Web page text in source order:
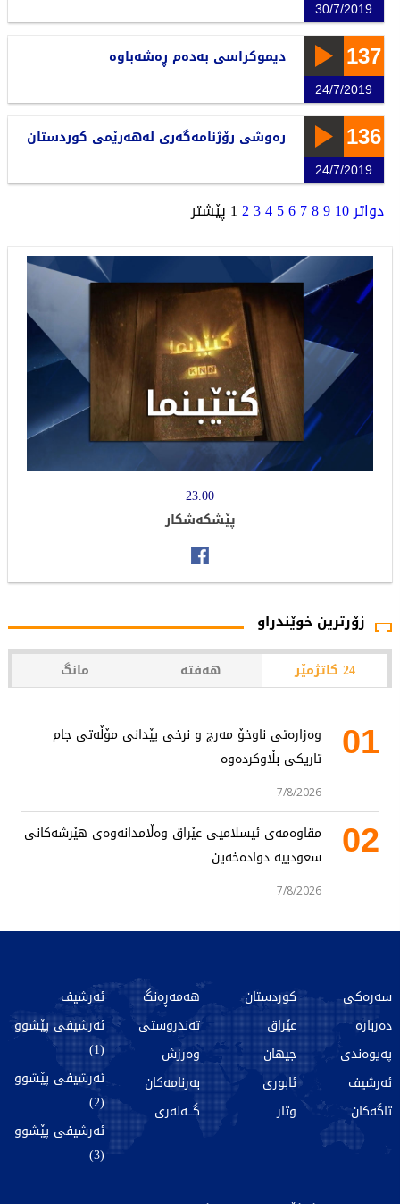
23.00
پێشكه‌شكار
30/7/2019
137
24/7/2019
دیموكراسی بەدەم ڕەشەباوە
136
24/7/2019
رەوشی رۆژنامەگەری لەهەرێمی كوردستان
دواتر 1 2345678910 پێشتر
زۆرترین خوێندراو
24 کاتژمێر هەفتە مانگ
01
وەزارەتی ناوخۆ مەرج و نرخی پێدانی مۆڵەتی جام
تاریکی بڵاوکردەوە
7/8/2026
02
مقاوەمەی ئیسلامیی عێراق وەڵامدانەوەی هێرشەکانی
سعودییە دوادەخەین
7/8/2026
سەرەکی
دەربارە
پەیوەندی
ئەرشیف
تاگەکان
کوردستان
عێراق
جیهان
ئابوری
وتار
هەمەڕەنگ
تەندروستی
وەرزش
بەرنامەکان
گـــەلەری
ئەرشیف
ئەرشیفی پێشوو
(1)
ئەرشیفی پێشوو
(2)
ئەرشیفی پێشوو
(3)